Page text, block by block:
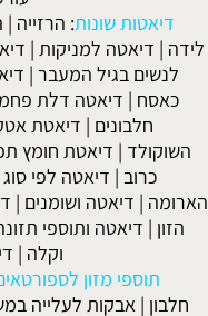
דיאטות שונות: הרזייה |
לידה | דיאטה למניקות |
לנשים בגיל המעבר |
כאסח | דיאטה דלת
חלבונים | דיאטת
השוקולד | דיאטת חומץ
כרוב | דיאטה לפי
הארומה | דיאטה ושומנים |
הזון | דיאטה ותוספי
וקלה |
תוספי מזון
חלבון | אבקות לעלייה